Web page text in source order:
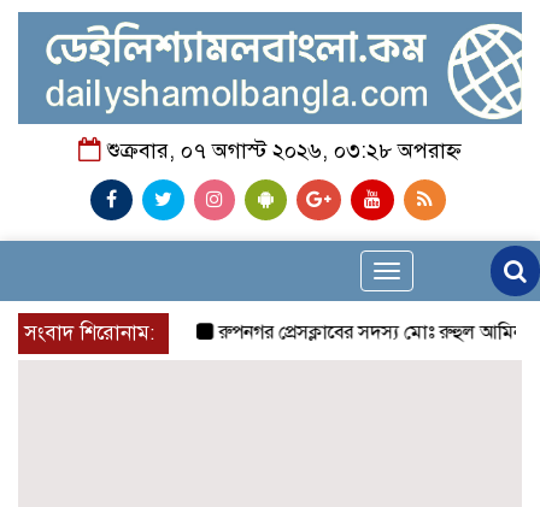
শুক্রবার, ০৭ অগাস্ট ২০২৬, ০৩:২৮ অপরাহ্ন
Toggle
navigation
সংবাদ শিরোনাম:
রুপনগর প্রেসক্লাবের সদস্য মোঃ রুহুল আমিন এর